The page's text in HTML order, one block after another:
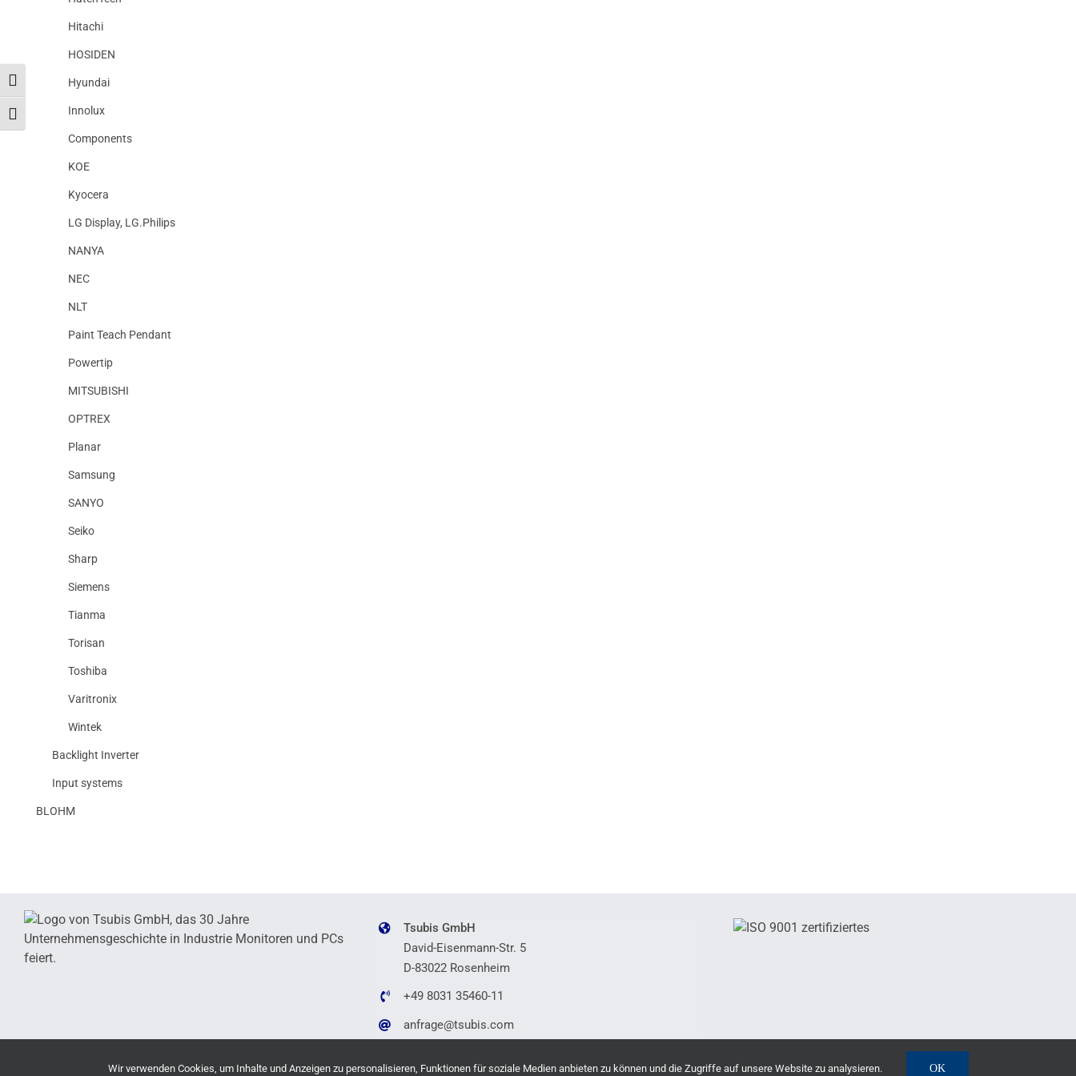
Toggle High Contrast
Toggle Font size
Hitachi
HOSIDEN
Hyundai
Innolux
Components
KOE
Kyocera
LG Display, LG.Philips
NANYA
NEC
NLT
Paint Teach Pendant
Powertip
MITSUBISHI
OPTREX
Planar
Samsung
SANYO
Seiko
Sharp
Siemens
Tianma
Torisan
Toshiba
Varitronix
Wintek
Backlight Inverter
Input systems
BLOHM
Tsubis GmbH
David-Eisenmann-Str. 5
D-83022 Rosenheim
+49 8031 35460-11
anfrage@tsubis.com
Wir verwenden Cookies, um Inhalte und Anzeigen zu personalisieren, Funktionen für soziale Medien anbieten zu können und die Zugriffe auf unsere Website zu analysieren. OK